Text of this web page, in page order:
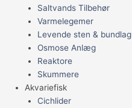
Saltvands Tilbehør
Varmelegemer
Levende sten & bundlag
Osmose Anlæg
Reaktore
Skummere
Akvariefisk
Cichlider